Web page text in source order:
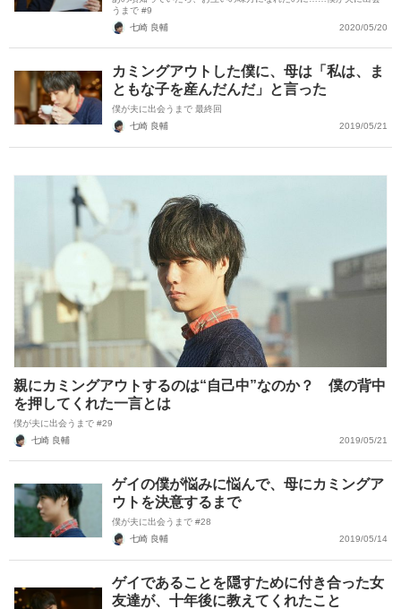
うまで #9
七崎 良輔
2020/05/20
カミングアウトした僕に、母は「私は、ま
ともな子を産んだんだ」と言った
僕が夫に出会うまで 最終回
七崎 良輔
2019/05/21
親にカミングアウトするのは“自己中”なのか？ 僕の背中
を押してくれた一言とは
僕が夫に出会うまで #29
七崎 良輔
2019/05/21
ゲイの僕が悩みに悩んで、母にカミングア
ウトを決意するまで
僕が夫に出会うまで #28
七崎 良輔
2019/05/14
ゲイであることを隠すために付き合った女
友達が、十年後に教えてくれたこと